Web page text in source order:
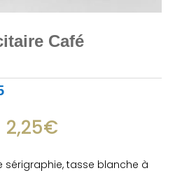
Café
2,25€
sérigraphie, tasse blanche à